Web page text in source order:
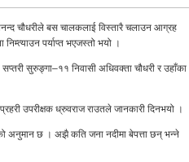
चौधरीले बस चालकलाई विस्तारै चलाउन आग्रह
पर्याप्त भएजस्तो भयो ।
सुरुङ्गा–११ निवासी अधिवक्ता चौधरी र उहाँका
उपरीक्षक ध्रुवराज राउतले जानकारी दिनभयो ।
अनुमान छ । अझै कति जना नदीमा बेपत्ता छन् भन्ने